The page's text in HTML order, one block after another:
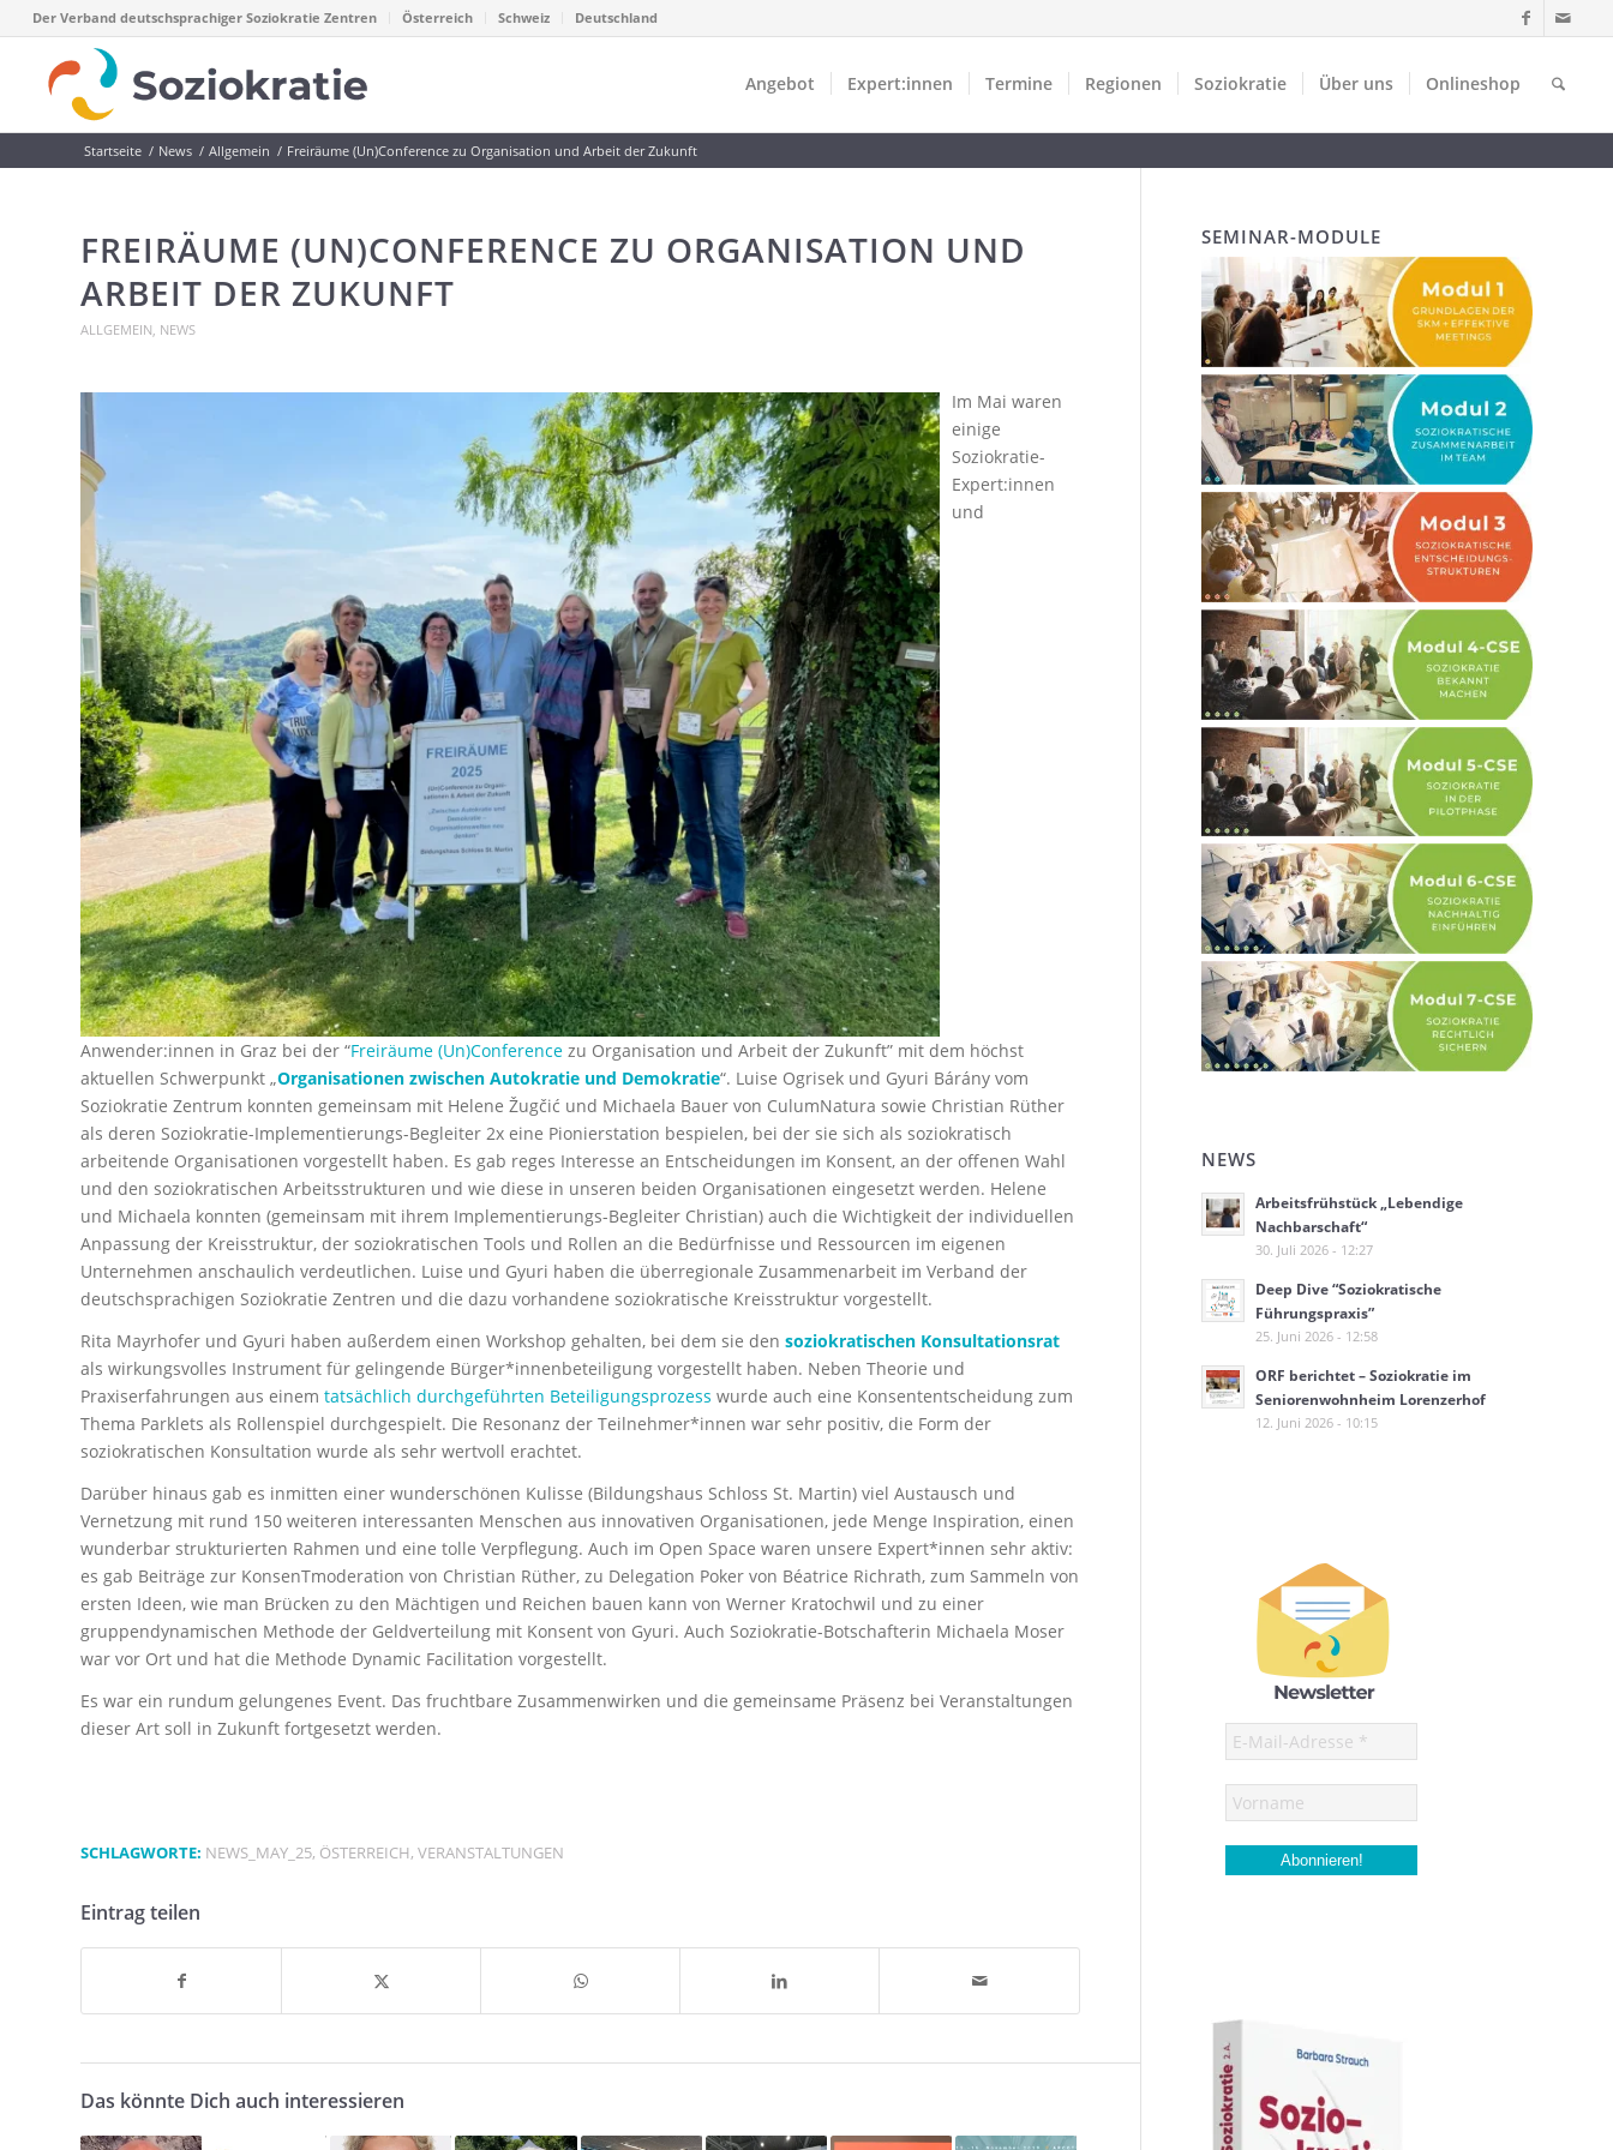
Der Verband deutschsprachiger Soziokratie Zentren Österreich Schweiz Deutschland
Angebot Expert:innen Termine Regionen Soziokratie Über uns Onlineshop
Startseite / News / Allgemein / Freiräume (Un)Conference zu Organisation und Arbeit der Zukunft
FREIRÄUME (UN)CONFERENCE ZU ORGANISATION UND
ARBEIT DER ZUKUNFT
ALLGEMEIN, NEWS
Im Mai waren
einige
Soziokratie-
Expert:innen
und
Anwender:innen in Graz bei der “Freiräume (Un)Conference zu Organisation und Arbeit der Zukunft” mit dem höchst
aktuellen Schwerpunkt „Organisationen zwischen Autokratie und Demokratie“. Luise Ogrisek und Gyuri Bárány vom
Soziokratie Zentrum konnten gemeinsam mit Helene Žugčić und Michaela Bauer von CulumNatura sowie Christian Rüther
als deren Soziokratie-Implementierungs-Begleiter 2x eine Pionierstation bespielen, bei der sie sich als soziokratisch
arbeitende Organisationen vorgestellt haben. Es gab reges Interesse an Entscheidungen im Konsent, an der offenen Wahl
und den soziokratischen Arbeitsstrukturen und wie diese in unseren beiden Organisationen eingesetzt werden. Helene
und Michaela konnten (gemeinsam mit ihrem Implementierungs-Begleiter Christian) auch die Wichtigkeit der individuellen
Anpassung der Kreisstruktur, der soziokratischen Tools und Rollen an die Bedürfnisse und Ressourcen im eigenen
Unternehmen anschaulich verdeutlichen. Luise und Gyuri haben die überregionale Zusammenarbeit im Verband der
deutschsprachigen Soziokratie Zentren und die dazu vorhandene soziokratische Kreisstruktur vorgestellt.
Rita Mayrhofer und Gyuri haben außerdem einen Workshop gehalten, bei dem sie den soziokratischen Konsultationsrat
als wirkungsvolles Instrument für gelingende Bürger*innenbeteiligung vorgestellt haben. Neben Theorie und
Praxiserfahrungen aus einem tatsächlich durchgeführten Beteiligungsprozess wurde auch eine Konsententscheidung zum
Thema Parklets als Rollenspiel durchgespielt. Die Resonanz der Teilnehmer*innen war sehr positiv, die Form der
soziokratischen Konsultation wurde als sehr wertvoll erachtet.
Darüber hinaus gab es inmitten einer wunderschönen Kulisse (Bildungshaus Schloss St. Martin) viel Austausch und
Vernetzung mit rund 150 weiteren interessanten Menschen aus innovativen Organisationen, jede Menge Inspiration, einen
wunderbar strukturierten Rahmen und eine tolle Verpflegung. Auch im Open Space waren unsere Expert*innen sehr aktiv:
es gab Beiträge zur KonsenTmoderation von Christian Rüther, zu Delegation Poker von Béatrice Richrath, zum Sammeln von
ersten Ideen, wie man Brücken zu den Mächtigen und Reichen bauen kann von Werner Kratochwil und zu einer
gruppendynamischen Methode der Geldverteilung mit Konsent von Gyuri. Auch Soziokratie-Botschafterin Michaela Moser
war vor Ort und hat die Methode Dynamic Facilitation vorgestellt.
Es war ein rundum gelungenes Event. Das fruchtbare Zusammenwirken und die gemeinsame Präsenz bei Veranstaltungen
dieser Art soll in Zukunft fortgesetzt werden.
SCHLAGWORTE: NEWS_MAY_25, ÖSTERREICH, VERANSTALTUNGEN
Eintrag teilen
Das könnte Dich auch interessieren
SEMINAR-MODULE
NEWS
Arbeitsfrühstück „Lebendige
Nachbarschaft“
30. Juli 2026 - 12:27
Deep Dive “Soziokratische
Führungspraxis”
25. Juni 2026 - 12:58
ORF berichtet – Soziokratie im
Seniorenwohnheim Lorenzerhof
12. Juni 2026 - 10:15